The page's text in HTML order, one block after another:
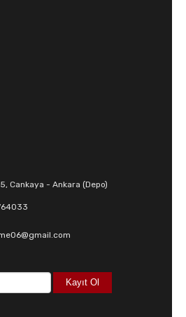
Cankaya - Ankara (Depo)